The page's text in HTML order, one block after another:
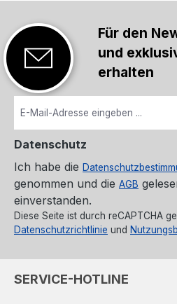
Für den
und
erhalten
Datenschutz
Ich habe die
genommen und die AGB
einverstanden.
Diese Seite ist durch reCAPTCHA
Datenschutzrichtlinie und
SERVICE-HOTLINE